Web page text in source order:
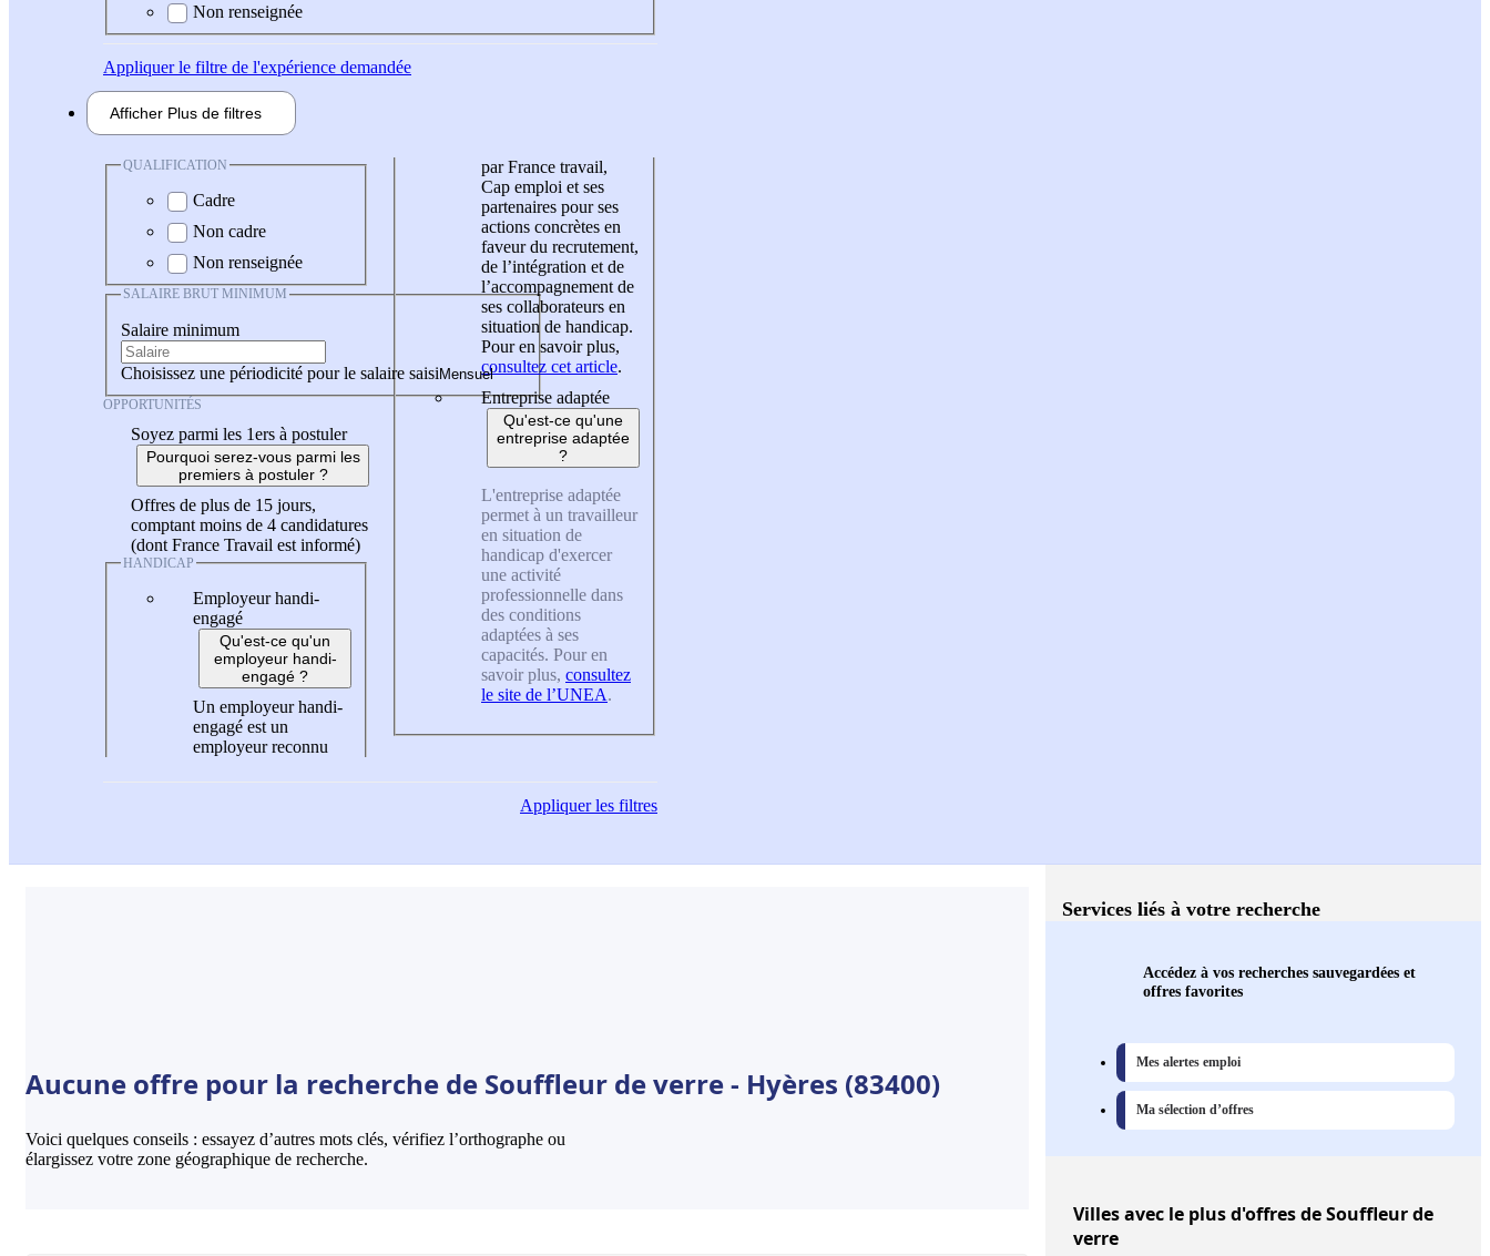
Non renseignée
Appliquerle filtre de l'expérience demandée
Afficher Plus de filtres
QUALIFICATION
Cadre
Non cadre
Non renseignée
SALAIRE BRUT MINIMUM
Salaire minimum
Choisissez une périodicité pour le salaire saisi
OPPORTUNITÉS
Soyez parmi les 1ers à postuler
Pourquoi serez-vous parmi les
premiers à postuler ?
Offres de plus de 15 jours,
comptant moins de 4 candidatures
(dont France Travail est informé)
HANDICAP
Employeur handi-
engagé
Qu'est-ce qu'un
employeur handi-
engagé ?
Un employeur handi-
engagé est un
employeur reconnu
par France travail,
Cap emploi et ses
partenaires pour ses
actions concrètes en
faveur du recrutement,
de l’intégration et de
l’accompagnement de
ses collaborateurs en
situation de handicap.
Pour en savoir plus,
consultez cet article.
Entreprise adaptée
Qu'est-ce qu'une
entreprise adaptée
?
L'entreprise adaptée
permet à un travailleur
en situation de
handicap d'exercer
une activité
professionnelle dans
des conditions
adaptées à ses
capacités. Pour en
savoir plus, consultez
le site de l’UNEA.
Appliquerles filtres
Aucune offre pour la recherche de Souffleur de verre - Hyères (83400)
Voici quelques conseils : essayez d’autres mots clés, vérifiez l’orthographe ou
élargissez votre zone géographique de recherche.
Services liés à votre recherche
Accédez à vos recherches sauvegardées et
offres favorites
Mes alertes emploi
Ma sélection d’offres
Villesavec le plus d'offres de Souffleur de
verre